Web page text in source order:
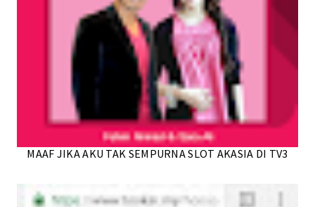
MAAF JIKA AKU TAK SEMPURNA SLOT AKASIA DI TV3